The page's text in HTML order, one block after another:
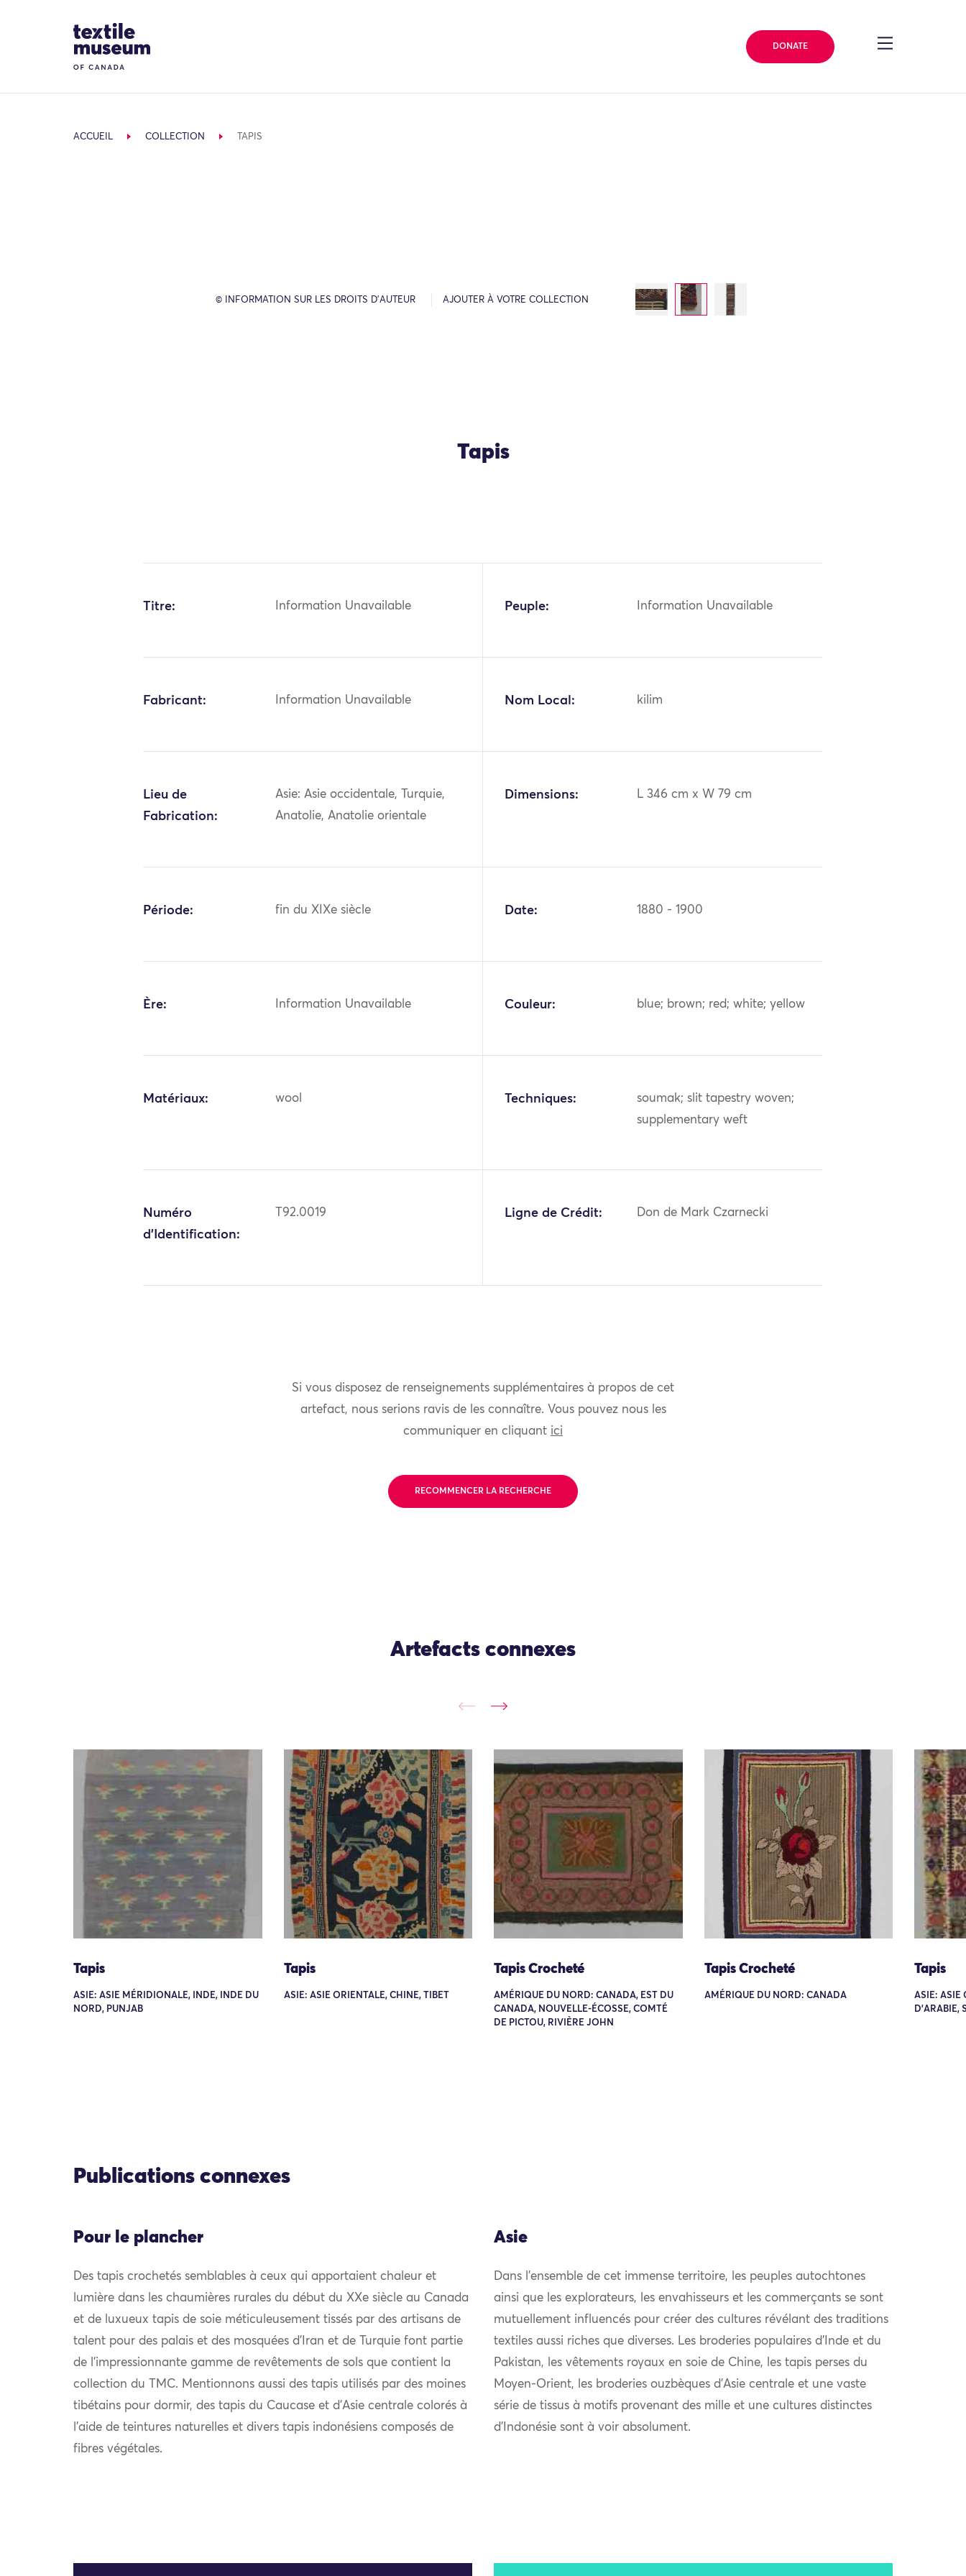
Site Logo
DONATE
ACCUEIL COLLECTION TAPIS
© INFORMATION SUR LES DROITS D’AUTEUR AJOUTER À VOTRE COLLECTION
Tapis
Titre: Information Unavailable Peuple: Information Unavailable
Fabricant: Information Unavailable Nom Local: kilim
Lieu de
Fabrication:
Asie: Asie occidentale, Turquie,
Anatolie, Anatolie orientale
Dimensions: L 346 cm x W 79 cm
Période: fin du XIXe siècle Date: 1880 - 1900
Ère: Information Unavailable Couleur: blue; brown; red; white; yellow
Matériaux: wool Techniques:
soumak; slit tapestry woven;
supplementary weft
Numéro
d'Identification:
T92.0019 Ligne de Crédit: Don de Mark Czarnecki
Si vous disposez de renseignements supplémentaires à propos de cet
artefact, nous serions ravis de les connaître. Vous pouvez nous les
communiquer en cliquant ici
RECOMMENCER LA RECHERCHE
Artefacts connexes
Tapis
ASIE: ASIE MÉRIDIONALE, INDE, INDE DU
NORD, PUNJAB
Tapis
ASIE: ASIE ORIENTALE, CHINE, TIBET
Tapis Crocheté
AMÉRIQUE DU NORD: CANADA, EST DU
CANADA, NOUVELLE-ÉCOSSE, COMTÉ
DE PICTOU, RIVIÈRE JOHN
Tapis Crocheté
AMÉRIQUE DU NORD: CANADA
Tapis
ASIE: ASIE
D'ARABIE,
Publications connexes
Pour le plancher
Des tapis crochetés semblables à ceux qui apportaient chaleur et
lumière dans les chaumières rurales du début du XXe siècle au Canada
et de luxueux tapis de soie méticuleusement tissés par des artisans de
talent pour des palais et des mosquées d’Iran et de Turquie font partie
de l’impressionnante gamme de revêtements de sols que contient la
collection du TMC. Mentionnons aussi des tapis utilisés par des moines
tibétains pour dormir, des tapis du Caucase et d’Asie centrale colorés à
l’aide de teintures naturelles et divers tapis indonésiens composés de
fibres végétales.
Asie
Dans l’ensemble de cet immense territoire, les peuples autochtones
ainsi que les explorateurs, les envahisseurs et les commerçants se sont
mutuellement influencés pour créer des cultures révélant des traditions
textiles aussi riches que diverses. Les broderies populaires d’Inde et du
Pakistan, les vêtements royaux en soie de Chine, les tapis perses du
Moyen-Orient, les broderies ouzbèques d’Asie centrale et une vaste
série de tissus à motifs provenant des mille et une cultures distinctes
d’Indonésie sont à voir absolument.